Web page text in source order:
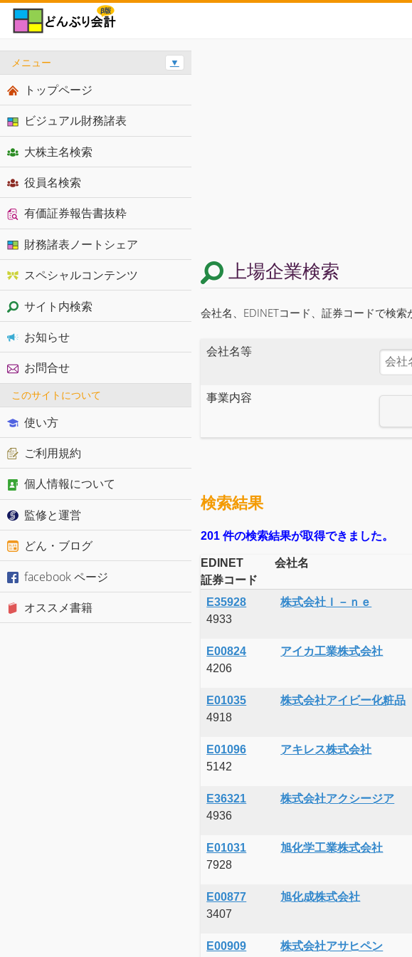
上場企業検索
会社名、EDINETコード、証券コードで検索
会社名等
事業内容
検索結果
201 件の検索結果が取得できました。
EDINET
証券コード
会社名
E35928
4933
株式会社Ｉ－ｎｅ
E00824
4206
アイカ工業株式会社
E01035
4918
株式会社アイビー化粧品
E01096
5142
アキレス株式会社
E36321
4936
株式会社アクシージア
E01031
7928
旭化学工業株式会社
E00877
3407
旭化成株式会社
E00909
株式会社アサヒペン
メニュー ▼
トップページ
ビジュアル財務諸表
大株主名検索
役員名検索
有価証券報告書抜粋
財務諸表ノートシェア
スペシャルコンテンツ
サイト内検索
お知らせ
お問合せ
このサイトについて
使い方
ご利用規約
個人情報について
監修と運営
どん・ブログ
facebook ページ
オススメ書籍